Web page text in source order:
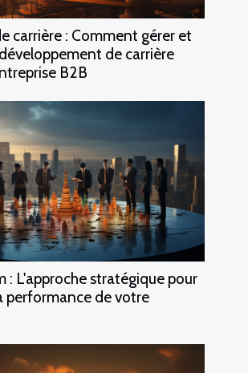
carrière : Comment gérer et
de carrière
B2B
: L'approche stratégique pour
performance de votre